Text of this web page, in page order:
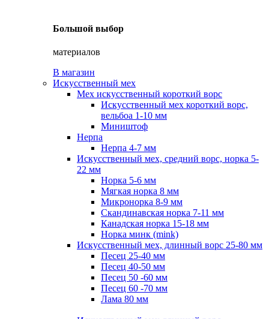
Большой выбор
материалов
В магазин
Искусственный мех
Мех искусственный короткий ворс
Искусственный мех короткий ворс,
вельбоа 1-10 мм
Миништоф
Нерпа
Нерпа 4-7 мм
Искусственный мех, средний ворс, норка 5-
22 мм
Норка 5-6 мм
Мягкая норка 8 мм
Микронорка 8-9 мм
Скандинавская норка 7-11 мм
Канадская норка 15-18 мм
Норка минк (mink)
Искусственный мех, длинный ворс 25-80 мм
Песец 25-40 мм
Песец 40-50 мм
Песец 50 -60 мм
Песец 60 -70 мм
Лама 80 мм